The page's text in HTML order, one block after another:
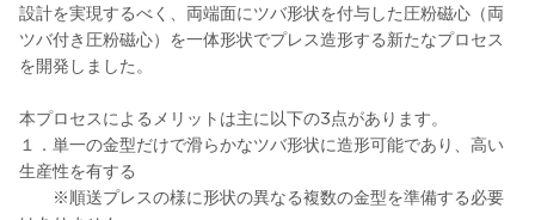
設計を実現するべく、両端面にツバ形状を付与した圧粉磁心（両
ツバ付き圧粉磁心）を一体形状でプレス造形する新たなプロセス
を開発しました。
本プロセスによるメリットは主に以下の3点があります。
１．単一の金型だけで滑らかなツバ形状に造形可能であり、高い
生産性を有する
※順送プレスの様に形状の異なる複数の金型を準備する必要